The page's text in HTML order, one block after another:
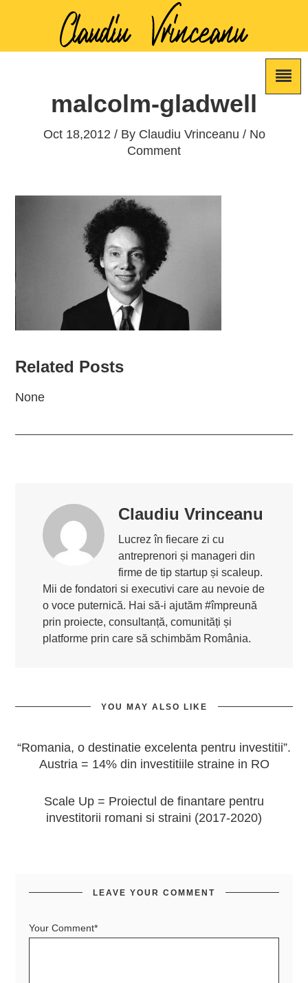
malcolm-gladwell
Oct 18,2012 / By Claudiu Vrinceanu / No
Comment
Related Posts
None
Claudiu Vrinceanu
Lucrez în fiecare zi cu
antreprenori și manageri din
firme de tip startup și scaleup.
Mii de fondatori si executivi care au nevoie de
o voce puternică. Hai să-i ajutăm #împreună
prin proiecte, consultanță, comunități și
platforme prin care să schimbăm România.
YOU MAY ALSO LIKE
“Romania, o destinatie excelenta pentru investitii”.
Austria = 14% din investitiile straine in RO
Scale Up = Proiectul de finantare pentru
investitorii romani si straini (2017-2020)
LEAVE YOUR COMMENT
Your Comment*